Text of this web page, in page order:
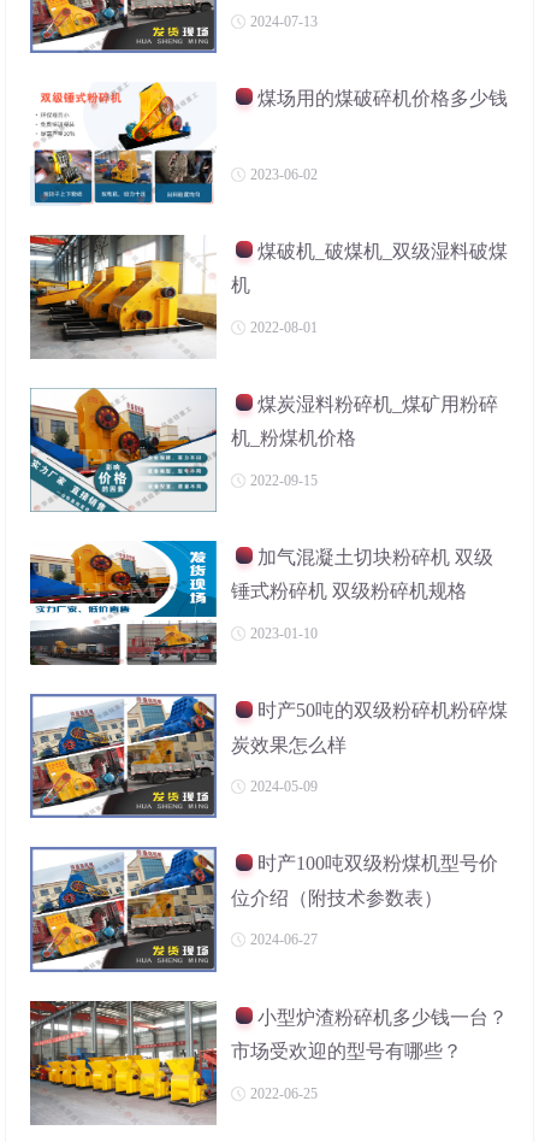
2024-07-13
煤场用的煤破碎机价格多少钱
2023-06-02
煤破机_破煤机_双级湿料破煤
机
2022-08-01
煤炭湿料粉碎机_煤矿用粉碎
机_粉煤机价格
2022-09-15
加气混凝土切块粉碎机 双级
锤式粉碎机 双级粉碎机规格
2023-01-10
时产50吨的双级粉碎机粉碎煤
炭效果怎么样
2024-05-09
时产100吨双级粉煤机型号价
位介绍（附技术参数表）
2024-06-27
小型炉渣粉碎机多少钱一台？
市场受欢迎的型号有哪些？
2022-06-25